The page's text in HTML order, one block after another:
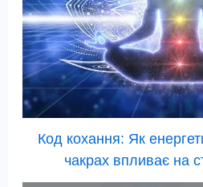
Код кохання: Як
чакрах впливає на